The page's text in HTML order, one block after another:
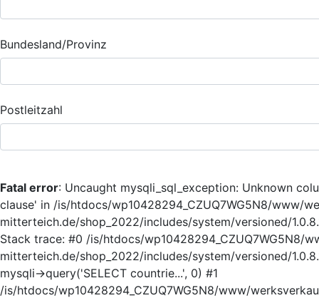
Bundesland/Provinz
Postleitzahl
Fatal error: Uncaught mysqli_sql_exception: Unknown
clause' in /is/htdocs/wp10428294_CZUQ7WG5N8/www/
mitterteich.de/shop_2022/includes/system/versioned/
Stack trace: #0 /is/htdocs/wp10428294_CZUQ7WG5N8/
mitterteich.de/shop_2022/includes/system/versioned/
mysqli->query('SELECT countrie...', 0) #1
/is/htdocs/wp10428294_CZUQ7WG5N8/www/